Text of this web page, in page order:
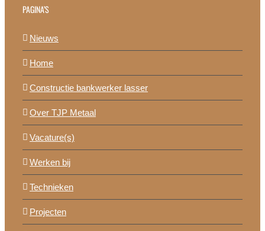
PAGINA’S
Nieuws
Home
Constructie bankwerker lasser
Over TJP Metaal
Vacature(s)
Werken bij
Technieken
Projecten